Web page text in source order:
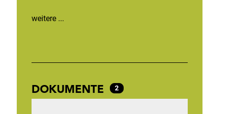
weitere ...
DOKUMENTE 2